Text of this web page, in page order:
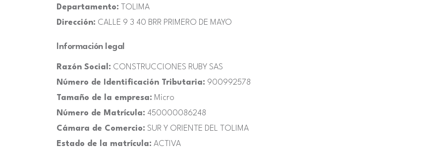
Departamento: TOLIMA
Dirección: CALLE 9 3 40 BRR PRIMERO DE MAYO
Información legal
Razón Social: CONSTRUCCIONES RUBY SAS
Número de Identificación Tributaria: 900992578
Tamaño de la empresa: Micro
Número de Matrícula: 450000086248
Cámara de Comercio: SUR Y ORIENTE DEL TOLIMA
Estado de la matrícula: ACTIVA